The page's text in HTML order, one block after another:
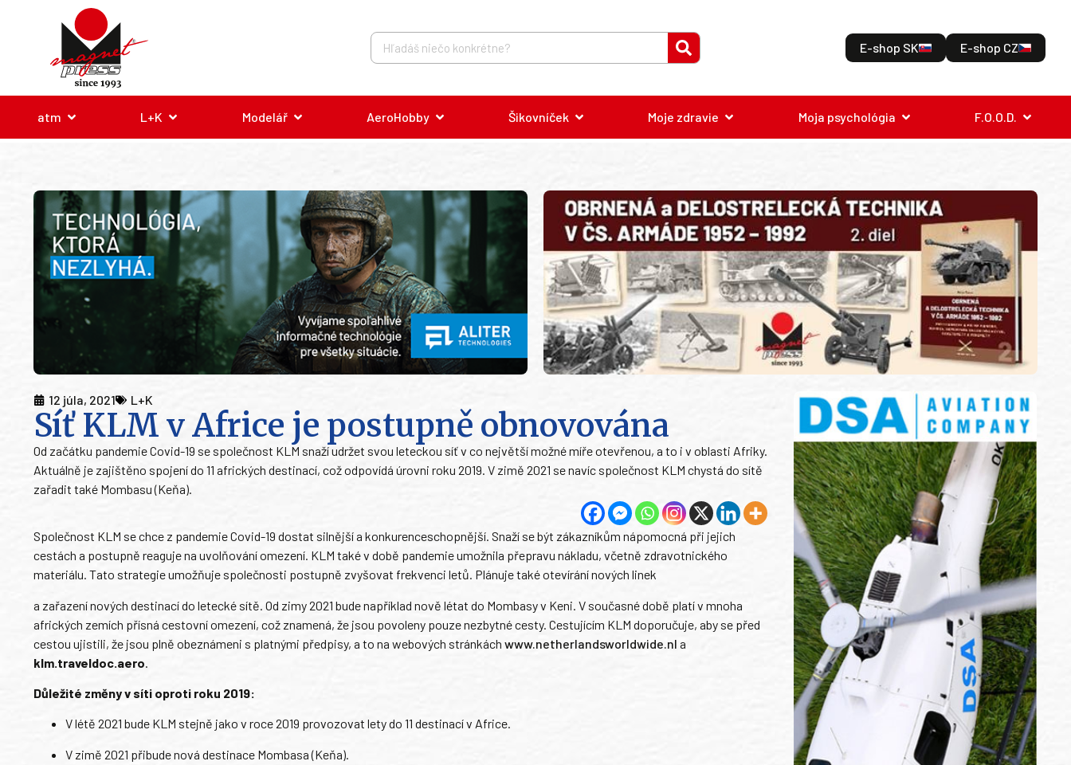
E-shop SK E-shop CZ
atm L+K Modelář AeroHobby Šikovníček Moje zdravie Moja psychológia F.O.O.D.
12 júla, 2021 L+K
Síť KLM v Africe je postupně obnovována
Od začátku pandemie Covid-19 se společnost KLM snaží udržet svou leteckou síť v co největší možné míře otevřenou, a to i v oblasti Afriky.
Aktuálně je zajištěno spojení do 11 afrických destinací, což odpovídá úrovni roku 2019. V zimě 2021 se navíc společnost KLM chystá do sítě
zařadit také Mombasu (Keňa).
Společnost KLM se chce z pandemie Covid-19 dostat silnější a konkurenceschopnější. Snaží se být zákazníkům nápomocná při jejich
cestách a postupně reaguje na uvolňování omezení. KLM také v době pandemie umožnila přepravu nákladu, včetně zdravotnického
materiálu. Tato strategie umožňuje společnosti postupně zvyšovat frekvenci letů. Plánuje také otevírání nových linek
a zařazení nových destinací do letecké sítě. Od zimy 2021 bude například nově létat do Mombasy v Keni. V současné době platí v mnoha
afrických zemích přísná cestovní omezení, což znamená, že jsou povoleny pouze nezbytné cesty. Cestujícím KLM doporučuje, aby se před
cestou ujistili, že jsou plně obeznámeni s platnými předpisy, a to na webových stránkách www.netherlandsworldwide.nl a
klm.traveldoc.aero
Důležité změny v síti oproti roku 2019:
V létě 2021 bude KLM stejně jako v roce 2019 provozovat lety do 11 destinací v Africe.
V zimě 2021 přibude nová destinace Mombasa (Keňa).